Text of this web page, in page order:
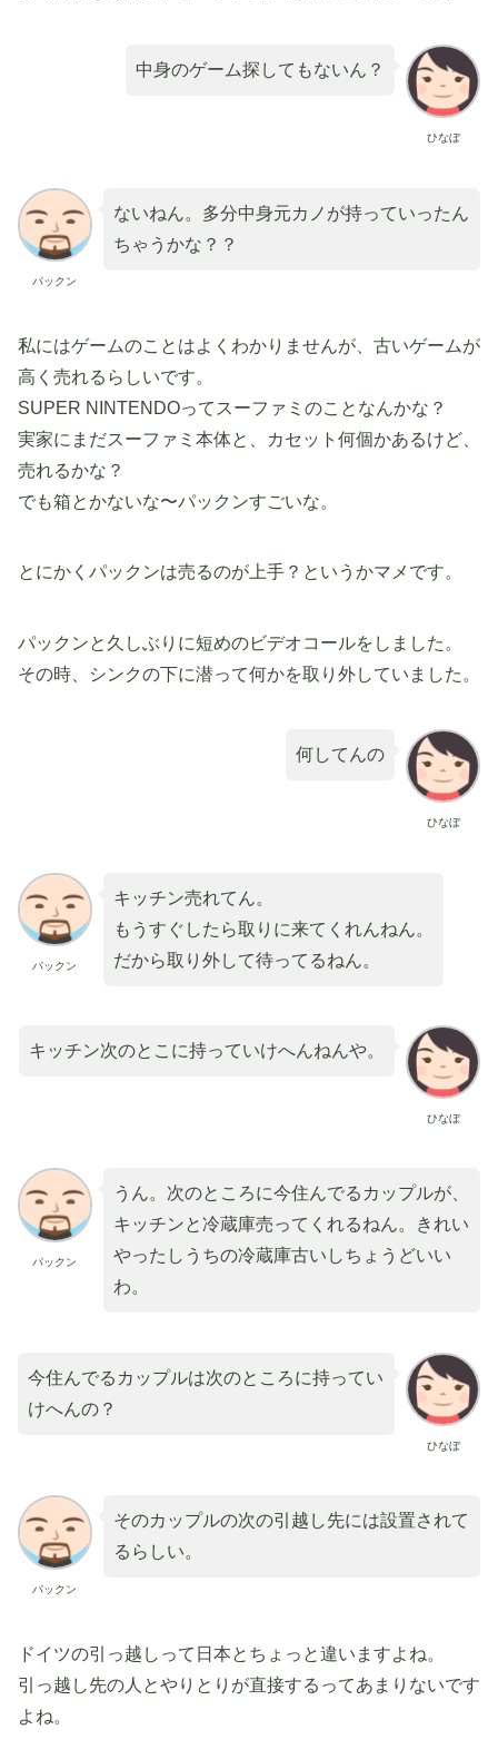
ひなぼ
中身のゲーム探してもないん？
パックン
ないねん。多分中身元カノが持っていったん
ちゃうかな？？
私にはゲームのことはよくわかりませんが、古いゲームが
高く売れるらしいです。
SUPER NINTENDOってスーファミのことなんかな？
実家にまだスーファミ本体と、カセット何個かあるけど、
売れるかな？
でも箱とかないな〜パックンすごいな。
とにかくパックンは売るのが上手？というかマメです。
パックンと久しぶりに短めのビデオコールをしました。
その時、シンクの下に潜って何かを取り外していました。
ひなぼ
何してんの
パックン
キッチン売れてん。
もうすぐしたら取りに来てくれんねん。
だから取り外して待ってるねん。
ひなぼ
キッチン次のとこに持っていけへんねんや。
パックン
うん。次のところに今住んでるカップルが、
キッチンと冷蔵庫売ってくれるねん。きれい
やったしうちの冷蔵庫古いしちょうどいい
わ。
ひなぼ
今住んでるカップルは次のところに持ってい
けへんの？
パックン
そのカップルの次の引越し先には設置されて
るらしい。
ドイツの引っ越しって日本とちょっと違いますよね。
引っ越し先の人とやりとりが直接するってあまりないです
よね。